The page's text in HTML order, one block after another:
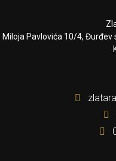
Miloja Pavlovića 10/4,